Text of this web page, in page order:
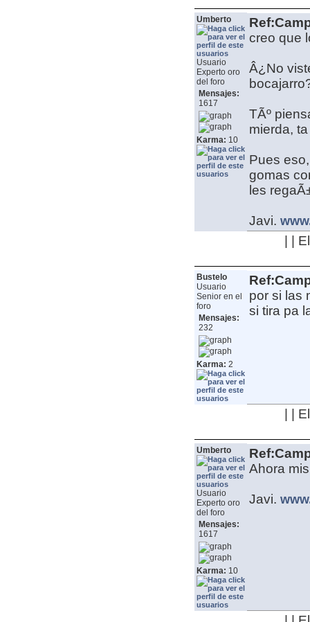
Umberto
Usuario
Experto oro
del foro
Mensajes:
1617
Karma: 10
creo que
Â¿No
TÃº
mierda,
Pues
gomas
les
Javi.
| |
Bustelo
Usuario
Senior en el
foro
Mensajes:
232
Karma: 2
por si las
si tira pa
| |
Umberto
Usuario
Experto oro
del foro
Mensajes:
1617
Karma: 10
Ahora
Javi.